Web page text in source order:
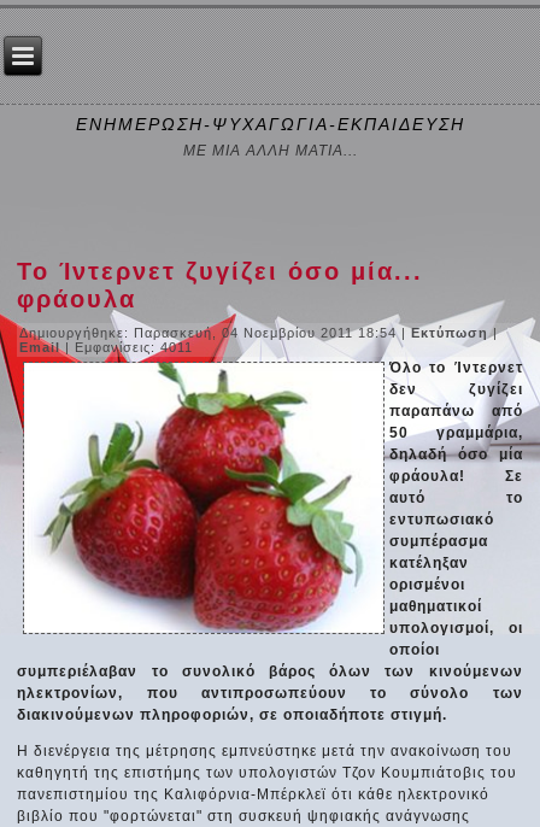
ΕΝΗΜΕΡΩΣΗ-ΨΥΧΑΓΩΓΙΑ-ΕΚΠΑΙΔΕΥΣΗ
ΜΕ ΜΙΑ ΑΛΛΗ ΜΑΤΙΑ...
Το Ίντερνετ ζυγίζει όσο μία...
φράουλα
Δημιουργήθηκε: Παρασκευή, 04 Νοεμβρίου 2011 18:54|Εκτύπωση|
Email | Εμφανίσεις: 4011
Όλο το Ίντερνετ
δεν ζυγίζει
παραπάνω από
50 γραμμάρια,
δηλαδή όσο μία
φράουλα! Σε
αυτό το
εντυπωσιακό
συμπέρασμα
κατέληξαν
ορισμένοι
μαθηματικοί
υπολογισμοί, οι
οποίοι
συμπεριέλαβαν το συνολικό βάρος όλων των κινούμενων
ηλεκτρονίων, που αντιπροσωπεύουν το σύνολο των
διακινούμενων πληροφοριών, σε οποιαδήποτε στιγμή.
Η διενέργεια της μέτρησης εμπνεύστηκε μετά την ανακοίνωση του
καθηγητή της επιστήμης των υπολογιστών Τζον Κουμπιάτοβις του
πανεπιστημίου της Καλιφόρνια-Μπέρκλεϊ ότι κάθε ηλεκτρονικό
βιβλίο που "φορτώνεται" στη συσκευή ψηφιακής ανάγνωσης